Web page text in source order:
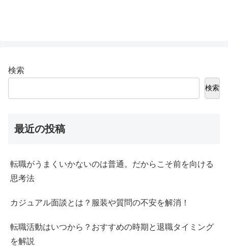
検索
検索
最近の投稿
転職がうまくいかないのは普通。だからこそ前を向ける
思考法
カジュアル面談とは？服装や質問の不安を解消！
転職活動はいつから？おすすめの時期と退職タイミング
を解説